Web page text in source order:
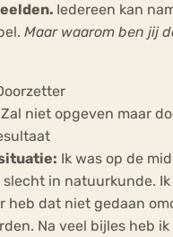
Iedereen kan
Maar waarom ben jij
Zal niet opgeven maar
Ik was op de
slecht in natuurkunde.
heb dat niet gedaan
Na veel bijles heb